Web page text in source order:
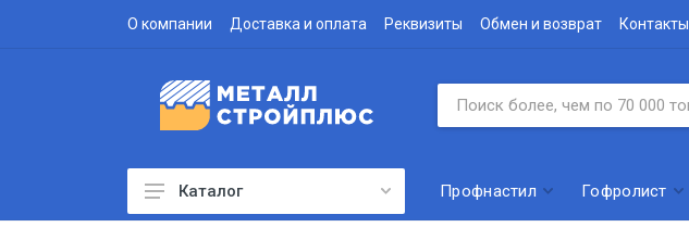
О компании Доставка и оплата Реквизиты Обмен и возврат Контакты
Каталог Профнастил Гофролист